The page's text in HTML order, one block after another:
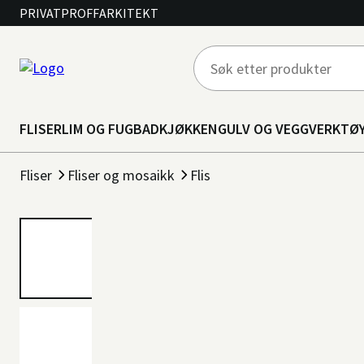
PRIVATPROFFARKITEKT
FLISERLIM OG FUGBADKJØKKENGULV OG VEGG
Fliser Fliser og mosaikk Flis